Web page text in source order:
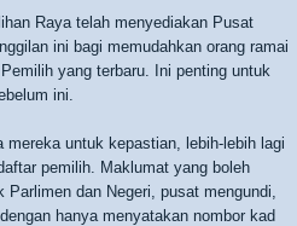
Raya telah menyediakan Pusat
ini bagi memudahkan orang ramai
yang terbaru. Ini penting untuk
ini.
mereka untuk kepastian, lebih-lebih lagi
pemilih. Maklumat yang boleh
dan Negeri, pusat mengundi,
hanya menyatakan nombor kad